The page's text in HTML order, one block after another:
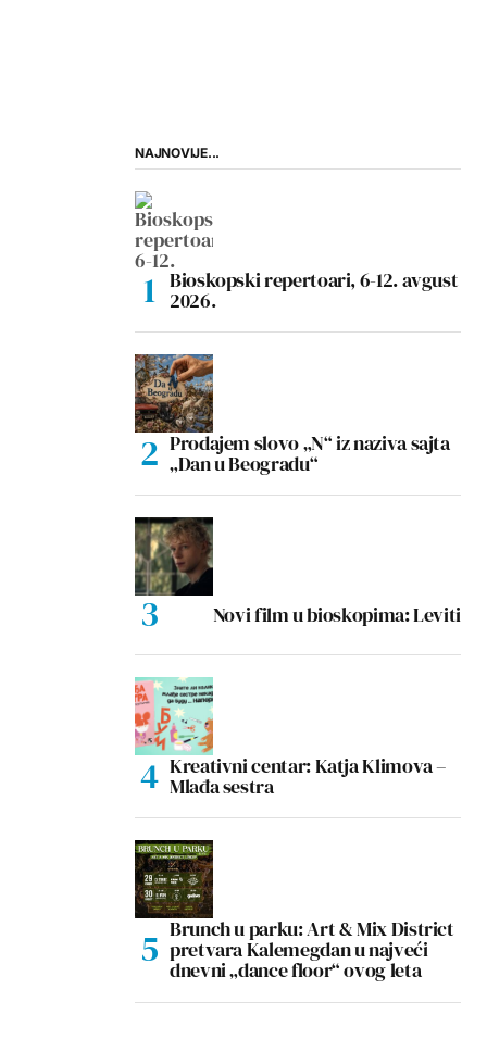
NAJNOVIJE...
Bioskopski repertoari, 6-12. avgust
2026.
Prodajem slovo „N“ iz naziva sajta
„Dan u Beogradu“
Novi film u bioskopima: Leviti
Kreativni centar: Katja Klimova –
Mlađa sestra
Brunch u parku: Art & Mix District
pretvara Kalemegdan u najveći
dnevni „dance floor“ ovog leta